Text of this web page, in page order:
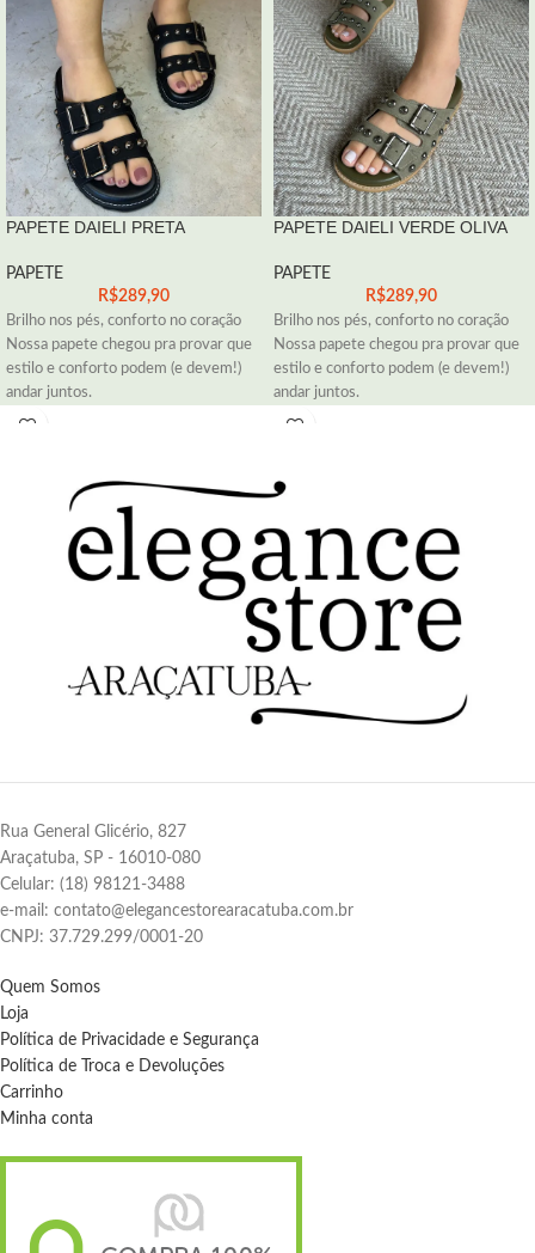
PAPETE DAIELI PRETA
PAPETE
R$289,90
Brilho nos pés, conforto no coração
Nossa papete chegou pra provar que
estilo e conforto podem (e devem!)
andar juntos.
PAPETE DAIELI VERDE OLIVA
PAPETE
R$289,90
Brilho nos pés, conforto no coração
Nossa papete chegou pra provar que
estilo e conforto podem (e devem!)
andar juntos.
Rua General Glicério, 827
Araçatuba, SP - 16010-080
Celular: (18) 98121-3488
e-mail: contato@elegancestorearacatuba.com.br
CNPJ: 37.729.299/0001-20
Quem Somos
Loja
Política de Privacidade e Segurança
Política de Troca e Devoluções
Carrinho
Minha conta